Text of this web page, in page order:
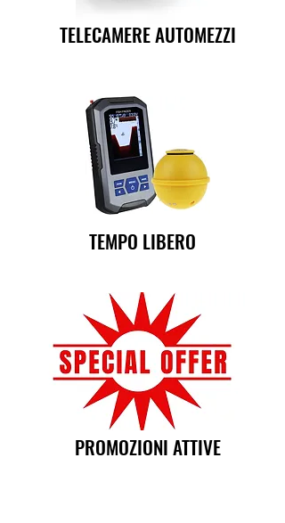
TELECAMERE AUTOMEZZI
TEMPO LIBERO
PROMOZIONI ATTIVE